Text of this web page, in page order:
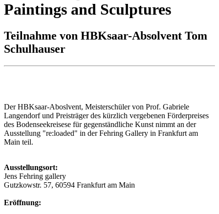
Paintings and Sculptures
Teilnahme von HBKsaar-Absolvent Tom
Schulhauser
Der HBKsaar-Aboslvent, Meisterschüler von Prof. Gabriele
Langendorf und Preisträger des kürzlich vergebenen Förderpreises
des Bodenseekreisese für gegenständliche Kunst nimmt an der
Ausstellung "re:loaded" in der Fehring Gallery in Frankfurt am
Main teil.
Ausstellungsort:
Jens Fehring gallery
Gutzkowstr. 57, 60594 Frankfurt am Main
Eröffnung: